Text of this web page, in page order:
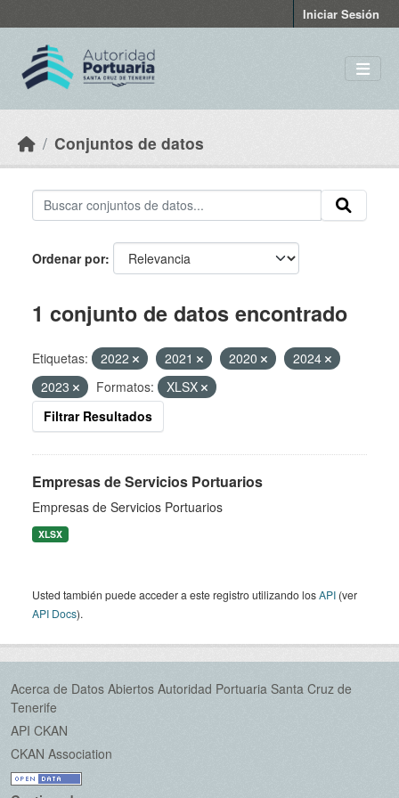
Iniciar Sesión
Conjuntos de datos
Ordenar por
1 conjunto de datos encontrado
Etiquetas: 2022 2021 2020
2024
2023
Formatos:
XLSX
Filtrar Resultados
Empresas de Servicios Portuarios
Empresas de Servicios Portuarios
XLSX
Usted también puede acceder a este registro utilizando losAPI (ver
API Docs).
Acerca de Datos Abiertos Autoridad Portuaria Santa Cruz de
Tenerife
API CKAN
CKAN Association